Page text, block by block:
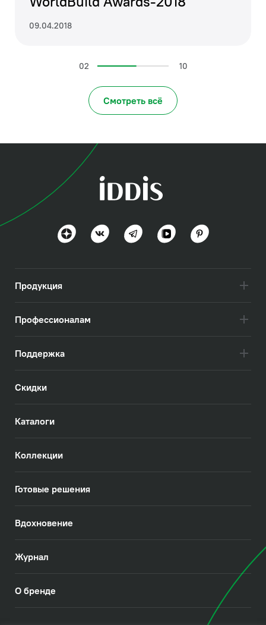
элегантная бронза — позволяют выбрать
модель, которая будет смотреться в
интерьере наиболее гармонично.
В ассортименте IDDIS представлены
смесители для умывальника, для ванны и
для кухни.
09.04.2018
02 10
Смотреть всё
Продукция
Профессионалам
Поддержка
Скидки
Каталоги
Коллекции
Готовые решения
Вдохновение
Журнал
О бренде